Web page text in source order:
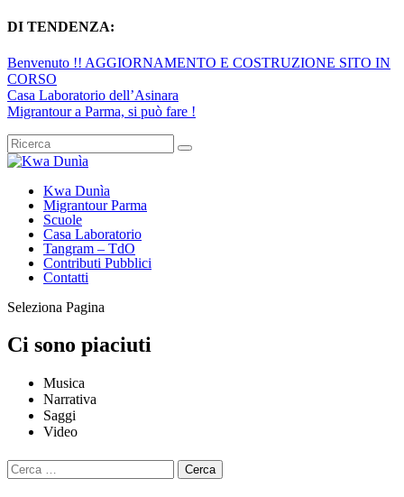
DI TENDENZA:
Benvenuto !! AGGIORNAMENTO E COSTRUZIONE SITO IN
CORSO
Casa Laboratorio dell’Asinara
Migrantour a Parma, si può fare !
Kwa Dunìa
Migrantour Parma
Scuole
Casa Laboratorio
Tangram – TdO
Contributi Pubblici
Contatti
Seleziona Pagina
Ci sono piaciuti
Musica
Narrativa
Saggi
Video
Ricerca
per: